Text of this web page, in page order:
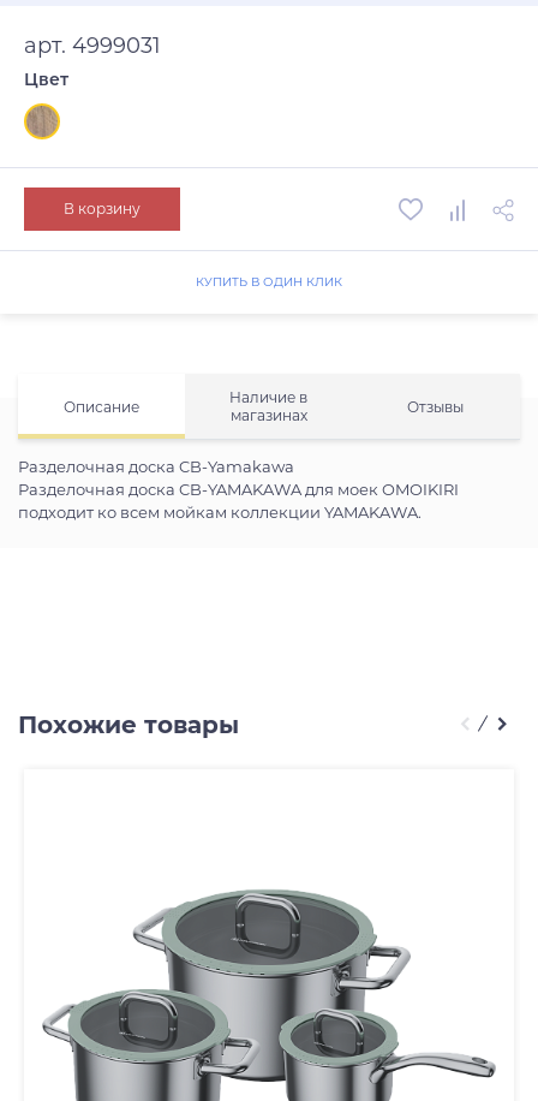
Описание
Наличие в
магазинах
Отзывы
Разделочная доска CB-Yamakawa
Разделочная доска CB-YAMAKAWA для моек OMOIKIRI
подходит ко всем мойкам коллекции YAMAKAWA.
арт. 4999031
Цвет
В корзину
КУПИТЬ В ОДИН КЛИК
Похожие товары